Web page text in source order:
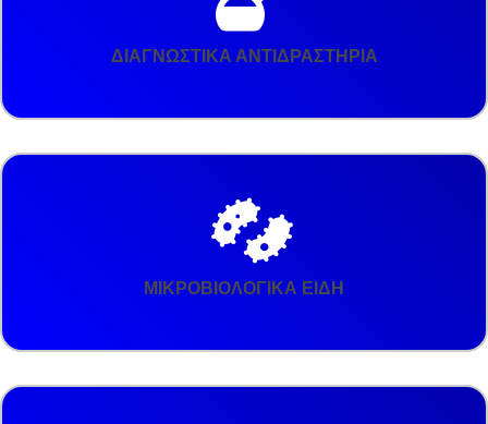
ΔΙΑΓΝΩΣΤΙΚΑ ΑΝΤΙΔΡΑΣΤΗΡΙΑ
ΜΙΚΡΟΒΙΟΛΟΓΙΚΑ ΕΙΔΗ